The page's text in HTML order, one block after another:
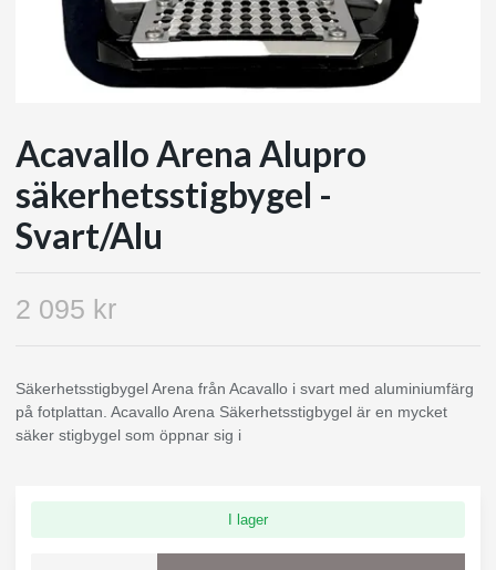
Acavallo Arena Alupro
säkerhetsstigbygel -
Svart/Alu
2 095 kr
Säkerhetsstigbygel Arena från Acavallo i svart med aluminiumfärg
på fotplattan. Acavallo Arena Säkerhetsstigbygel är en mycket
säker stigbygel som öppnar sig i
I lager